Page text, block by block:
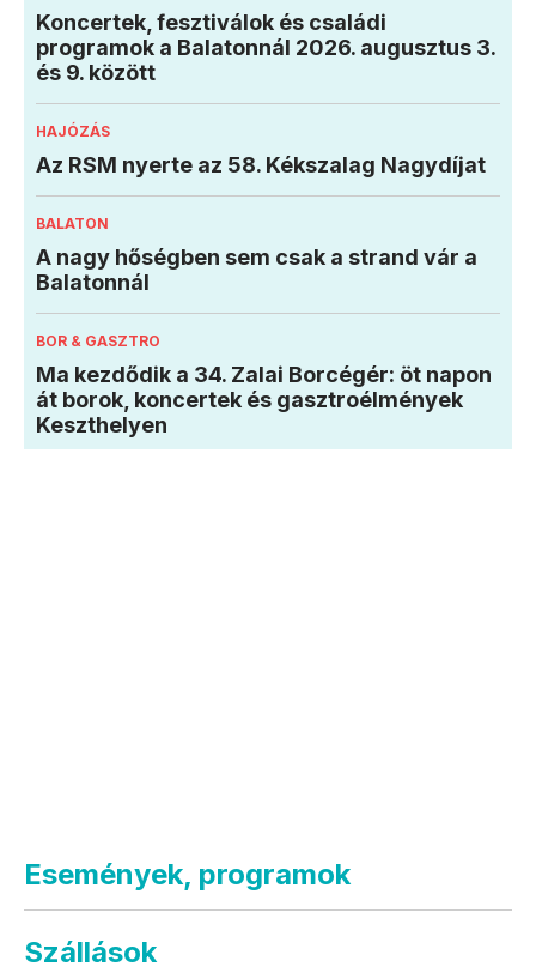
Koncertek, fesztiválok és családi
programok a Balatonnál 2026. augusztus 3.
és 9. között
HAJÓZÁS
Az RSM nyerte az 58. Kékszalag Nagydíjat
BALATON
A nagy hőségben sem csak a strand vár a
Balatonnál
BOR & GASZTRO
Ma kezdődik a 34. Zalai Borcégér: öt napon
át borok, koncertek és gasztroélmények
Keszthelyen
Események, programok
Szállások